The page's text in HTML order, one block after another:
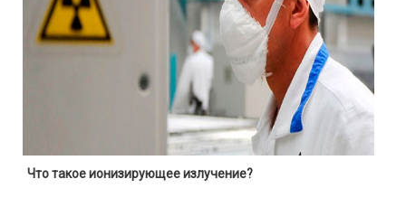
Что такое ионизирующее излучение?